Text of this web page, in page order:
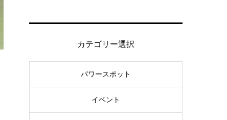
カテゴリー選択
パワースポット
イベント